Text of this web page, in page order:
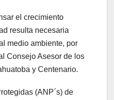
el crecimiento
resulta necesaria
medio ambiente, por
Consejo Asesor de los
y Centenario.
(ANP´s) de